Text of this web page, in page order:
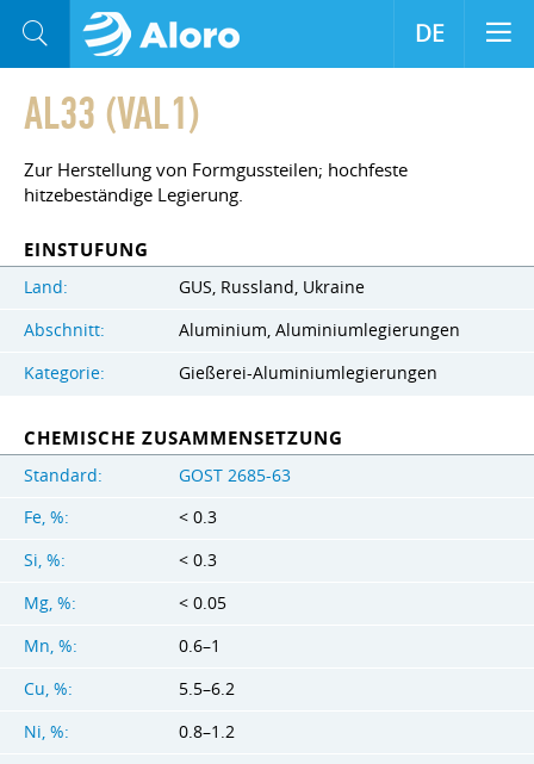
AL33 (VAL1)
Zur Herstellung von Formgussteilen; hochfeste
hitzebeständige Legierung.
EINSTUFUNG
Land:
GUS, Russland, Ukraine
Abschnitt:
Aluminium, Aluminiumlegierungen
Kategorie:
Gießerei-Aluminiumlegierungen
CHEMISCHE ZUSAMMENSETZUNG
Standard:
GOST 2685-63
Fe, %:
< 0.3
Si, %:
< 0.3
Mg, %:
< 0.05
Mn, %:
0.6–1
Cu, %:
5.5–6.2
Ni, %:
0.8–1.2
DE